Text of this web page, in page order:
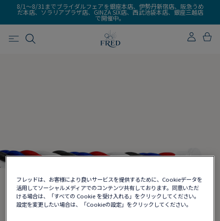
8/1～8/31までブライダルフェアを銀座本店、伊勢丹新宿店、阪急うめ
だ本店、ソラリアプラザ店、GINZA SIX店、西武池袋本店、銀座三越店
で開催中。
フレッドは、お客様により良いサービスを提供するために、Cookieデータを
活用してソーシャルメディアでのコンテンツ共有しております。同意いただ
ける場合は、「すべての Cookie を受け入れる」をクリックしてください。
設定を変更したい場合は、「Cookieの設定」をクリックしてください。